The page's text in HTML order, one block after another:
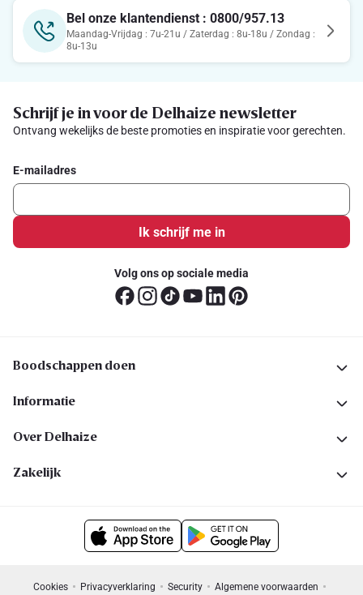
Bel onze klantendienst : 0800/957.13
Maandag-Vrijdag : 7u-21u / Zaterdag : 8u-18u / Zondag :
8u-13u
Schrijf je in voor de Delhaize newsletter
Ontvang wekelijks de beste promoties en inspiratie voor gerechten.
E-mailadres
Ik schrijf me in
Volg ons op sociale media
Boodschappen doen
Informatie
Over Delhaize
Zakelijk
Cookies Privacyverklaring Security
Algemene voorwaarden